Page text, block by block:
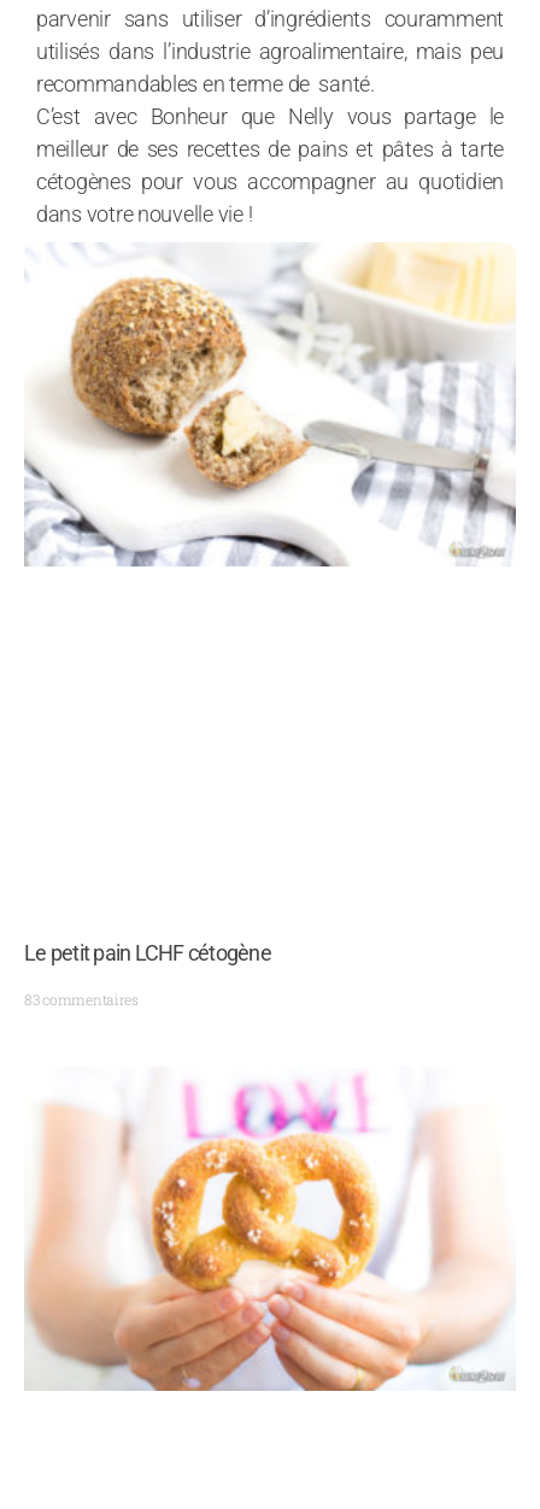
parvenir sans utiliser d’ingrédients couramment
utilisés dans l’industrie agroalimentaire, mais peu
recommandables en terme de santé.
C’est avec Bonheur que Nelly vous partage le
meilleur de ses recettes de pains et pâtes à tarte
cétogènes pour vous accompagner au quotidien
dans votre nouvelle vie !
Le petit pain LCHF cétogène
83 commentaires